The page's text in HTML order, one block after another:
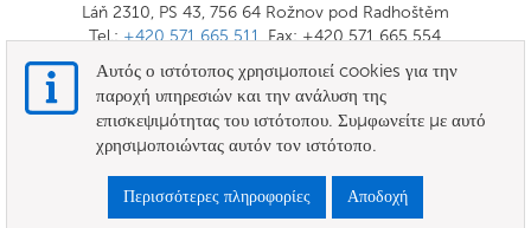
Láň 2310, PS 43, 756 64 Rožnov pod Radhoštěm
Tel.:+420 571 665 511, Fax: +420 571 665 554
E-mail:
info@combionline.com
OnlineMenu
ΟΡΟΙ ΚΑΙ ΠΡΟΫΠΟΘΕΣΕΙΣ
Αυτός ο ιστότοπος χρησιμοποιεί cookies για την
παροχή υπηρεσιών και την ανάλυση της
επισκεψιμότητας του ιστότοπου. Συμφωνείτε με αυτό
χρησιμοποιώντας αυτόν τον ιστότοπο.
Περισσότερες πληροφορίες Αποδοχή